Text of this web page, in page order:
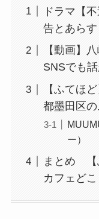
ドラマ【
告とあらす
【動画】
SNSでも話
【ふてほ
都墨田区の
ー）
まとめ 【
カフェど